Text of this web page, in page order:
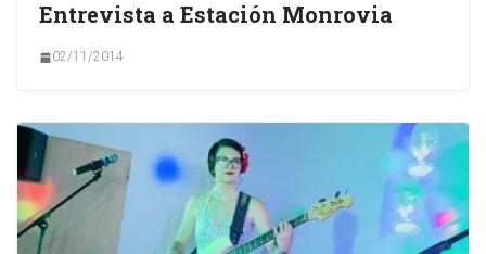
Entrevista a Estación Monrovia
02/11/2014